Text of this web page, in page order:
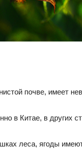
почве, имеет
в Китае, в других
леса, ягоды